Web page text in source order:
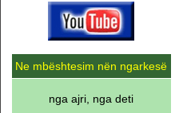
Ne mbështesim nën ngarkesë
nga ajri, nga deti